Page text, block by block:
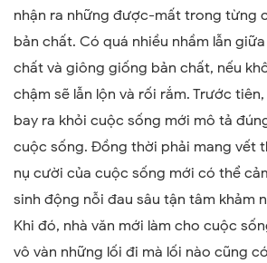
nhận ra những được-mất trong từng
bản chất. Có quá nhiều nhầm lẫn
chất và giông giống bản chất, nếu
chậm sẽ lẫn lộn và rối rắm. Trước
bay ra khỏi cuộc sống mới mô tả
cuộc sống. Đồng thời phải mang vết
nụ cười của cuộc sống mới có thể
sinh động nỗi đau sâu tận tâm khảm
Khi đó, nhà văn mới làm cho cuộc
vô vàn những lối đi mà lối nào cũng